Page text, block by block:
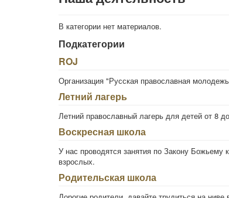
В категории нет материалов.
Подкатегории
ROJ
Организация "Русская православная
Летний лагерь
Летний православный лагерь для детей от 8
Воскресная школа
У нас проводятся занятия по Закону Божьему
взрослых.
Родительская школа